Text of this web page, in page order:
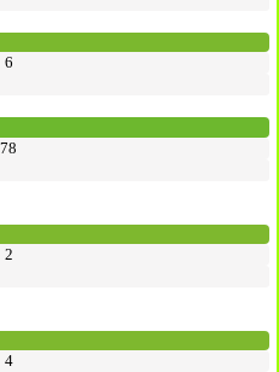
6
78
2
4